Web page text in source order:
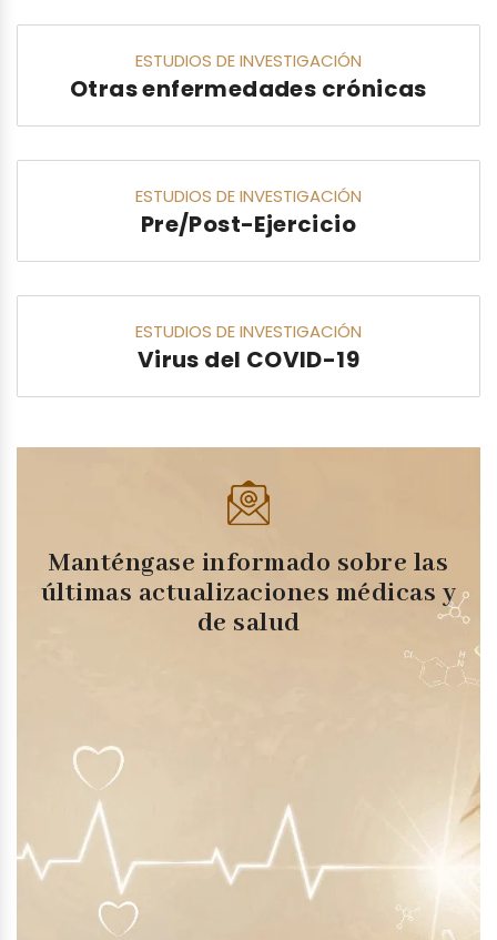
ESTUDIOS DE INVESTIGACIÓN
Otras enfermedades crónicas
ESTUDIOS DE INVESTIGACIÓN
Pre/Post-Ejercicio
ESTUDIOS DE INVESTIGACIÓN
Virus del COVID-19
Manténgase informado sobre las
últimas actualizaciones médicas y
de salud